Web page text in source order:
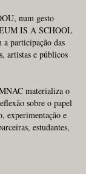
num gesto
IS A SCHOOL
a participação das
artistas e públicos
materializa o
sobre o papel
experimentação e
estudantes,